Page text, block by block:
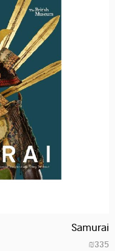
Samurai
₪335